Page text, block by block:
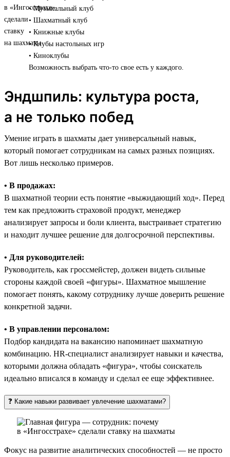
• Музыкальный клуб
• Шахматный клуб
• Книжные клубы
• Клубы настольных игр
• Киноклубы
Возможность выбрать что-то свое есть у каждого.
Эндшпиль: культура роста,
а не только побед
Умение играть в шахматы дает универсальный навык,
который помогает сотрудникам на самых разных позициях.
Вот лишь несколько примеров.
• В продажах:
В шахматной теории есть понятие «выжидающий ход». Перед
тем как предложить страховой продукт, менеджер
анализирует запросы и боли клиента, выстраивает стратегию
и находит лучшее решение для долгосрочной перспективы.
• Для руководителей:
Руководитель, как гроссмейстер, должен видеть сильные
стороны каждой своей «фигуры». Шахматное мышление
помогает понять, какому сотруднику лучше доверить решение
конкретной задачи.
• В управлении персоналом:
Подбор кандидата на вакансию напоминает шахматную
комбинацию. HR-специалист анализирует навыки и качества,
которыми должна обладать «фигура», чтобы соискатель
идеально вписался в команду и сделал ее еще эффективнее.
❓ Какие навыки развивает увлечение шахматами?
Фокус на развитие аналитических способностей — не просто